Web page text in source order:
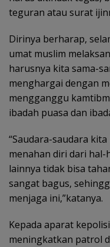
teguran atau surat
Dirinya berharap,
umat muslim
harusnya kita sama-
menghargai dengan
mengganggu
ibadah puasa dan
“Saudara-saudara
menahan diri dari
lainnya tidak bisa
sangat bagus,
menjaga ini,”katanya.
Kepada aparat
meningkatkan patrol